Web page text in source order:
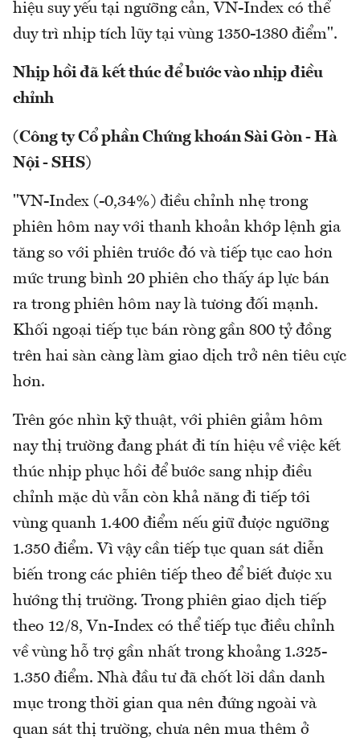
hiệu suy yếu tại ngưỡng cản, VN-Index có thể
duy trì nhịp tích lũy tại vùng 1350-1380 điểm".
Nhịp hồi đã kết thúc để bước vào nhịp điều
chỉnh
(Công ty Cổ phần Chứng khoán Sài Gòn - Hà
Nội - SHS)
"VN-Index (-0,34%) điều chỉnh nhẹ trong
phiên hôm nay với thanh khoản khớp lệnh gia
tăng so với phiên trước đó và tiếp tục cao hơn
mức trung bình 20 phiên cho thấy áp lực bán
ra trong phiên hôm nay là tương đối mạnh.
Khối ngoại tiếp tục bán ròng gần 800 tỷ đồng
trên hai sàn càng làm giao dịch trở nên tiêu cực
hơn.
Trên góc nhìn kỹ thuật, với phiên giảm hôm
nay thị trường đang phát đi tín hiệu về việc kết
thúc nhịp phục hồi để bước sang nhịp điều
chỉnh mặc dù vẫn còn khả năng đi tiếp tới
vùng quanh 1.400 điểm nếu giữ được ngưỡng
1.350 điểm. Vì vậy cần tiếp tục quan sát diễn
biến trong các phiên tiếp theo để biết được xu
hướng thị trường. Trong phiên giao dịch tiếp
theo 12/8, Vn-Index có thể tiếp tục điều chỉnh
về vùng hỗ trợ gần nhất trong khoảng 1.325-
1.350 điểm. Nhà đầu tư đã chốt lời dần danh
mục trong thời gian qua nên đứng ngoài và
quan sát thị trường, chưa nên mua thêm ở